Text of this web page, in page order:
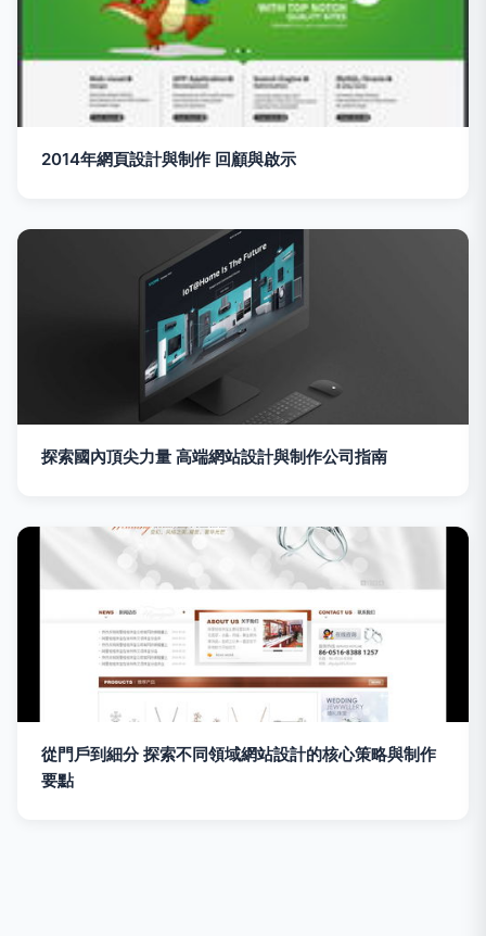
2014年網頁設計與制作 回顧與啟示
探索國內頂尖力量 高端網站設計與制作公司指南
從門戶到細分 探索不同領域網站設計的核心策略與制作
要點